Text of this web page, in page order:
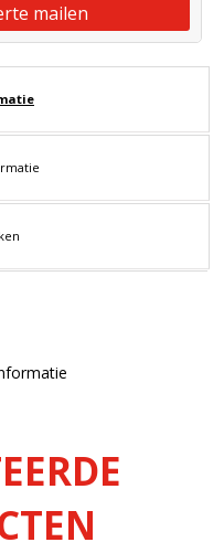
mailen